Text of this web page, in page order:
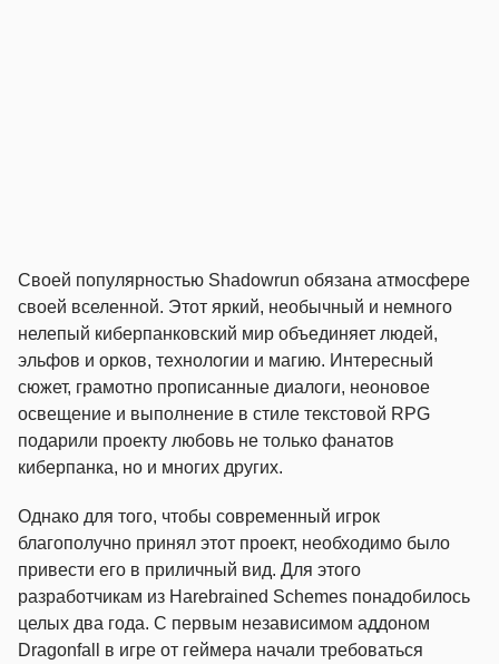
Своей популярностью Shadowrun обязана атмосфере
своей вселенной. Этот яркий, необычный и немного
нелепый киберпанковский мир объединяет людей,
эльфов и орков, технологии и магию. Интересный
сюжет, грамотно прописанные диалоги, неоновое
освещение и выполнение в стиле текстовой RPG
подарили проекту любовь не только фанатов
киберпанка, но и многих других.
Однако для того, чтобы современный игрок
благополучно принял этот проект, необходимо было
привести его в приличный вид. Для этого
разработчикам из Harebrained Schemes понадобилось
целых два года. С первым независимом аддоном
Dragonfall в игре от геймера начали требоваться